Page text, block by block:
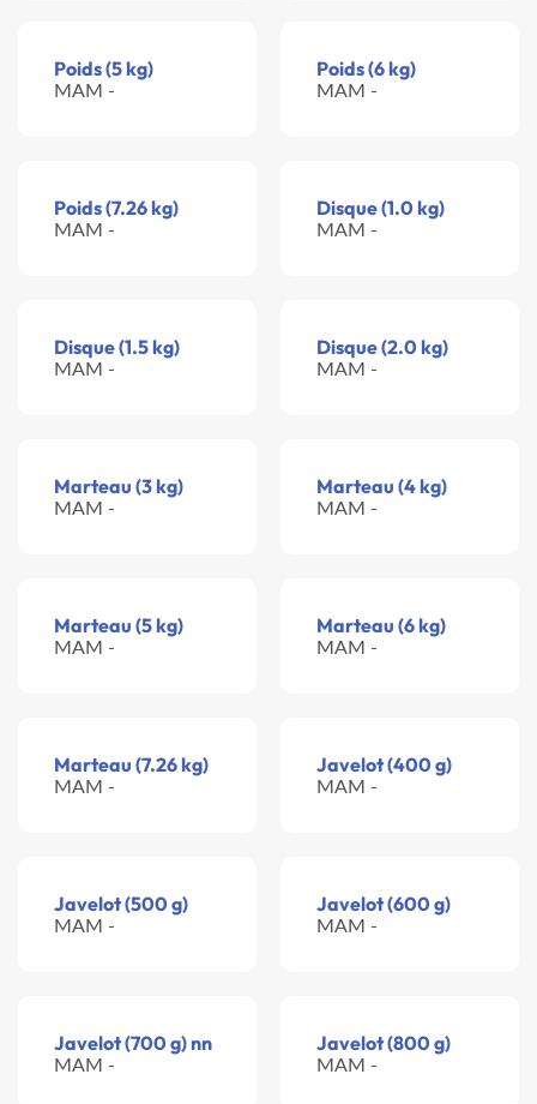
Poids (5 kg)
MAM -
Poids (6 kg)
MAM -
Poids (7.26 kg)
MAM -
Disque (1.0 kg)
MAM -
Disque (1.5 kg)
MAM -
Disque (2.0 kg)
MAM -
Marteau (3 kg)
MAM -
Marteau (4 kg)
MAM -
Marteau (5 kg)
MAM -
Marteau (6 kg)
MAM -
Marteau (7.26 kg)
MAM -
Javelot (400 g)
MAM -
Javelot (500 g)
MAM -
Javelot (600 g)
MAM -
Javelot (700 g) nn
MAM -
Javelot (800 g)
MAM -